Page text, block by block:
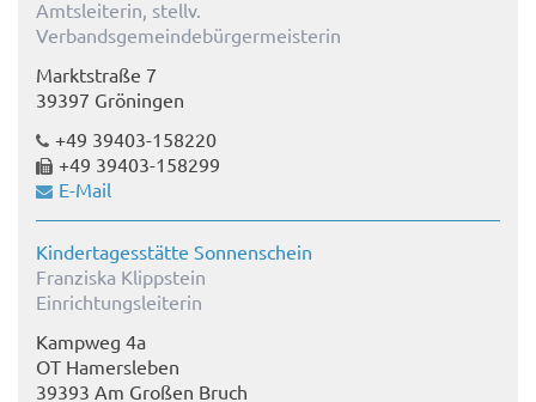
Amtsleiterin, stellv.
Verbandsgemeindebürgermeisterin
Marktstraße 7
39397 Gröningen
+49 39403-158220
+49 39403-158299
E-Mail
Kindertagesstätte Sonnenschein
Franziska Klippstein
Einrichtungsleiterin
Kampweg 4a
OT Hamersleben
39393 Am Großen Bruch